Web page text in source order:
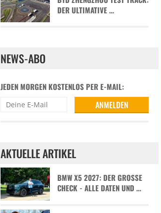
DER ULTIMATIVE …
NEWS-ABO
JEDEN MORGEN KOSTENLOS PER E-MAIL:
AKTUELLE ARTIKEL
BMW X5 2027: DER GROSSE C
HECK - ALLE DATEN UND …